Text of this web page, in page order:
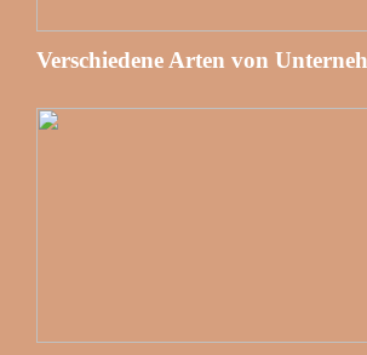
Verschiedene Arten von